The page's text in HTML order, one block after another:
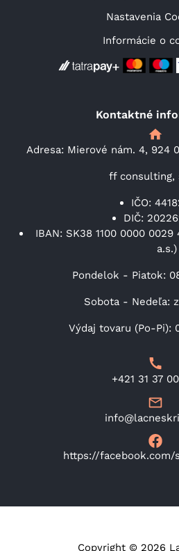
Nastavenia
Informácie o
Kontaktné
Adresa: Mierové nám. 4, 924
ff consulting,
IČO:
DIČ:
IBAN: SK38 1100 0000
a.s.)
Pondelok - Piatok:
Sobota - Nedeľa:
Výdaj tovaru (Po-Pi):
+421 31 37
https://facebook.com/
Copyright © 2026